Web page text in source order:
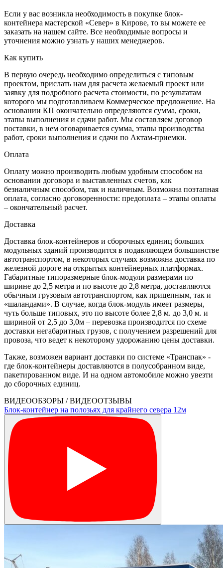
Если у вас возникла необходимость в покупке блок-
контейнера мастерской «Север» в Кирове, то вы можете ее
заказать на нашем сайте. Все необходимые вопросы и
уточнения можно узнать у наших менеджеров.
Как купить
В первую очередь необходимо определиться с типовым
проектом, прислать нам для расчета желаемый проект или
заявку для подробного расчета стоимости, по результатам
которого мы подготавливаем Коммерческое предложение. На
основании КП окончательно определяются сумма, сроки,
этапы выполнения и сдачи работ. Мы составляем договор
поставки, в нем оговаривается сумма, этапы производства
работ, сроки выполнения и сдачи по Актам-приемки.
Оплата
Оплату можно производить любым удобным способом на
основании договора и выставленных счетов, как
безналичным способом, так и наличным. Возможна поэтапная
оплата, согласно договоренности: предоплата – этапы оплаты
– окончательный расчет.
Доставка
Доставка блок-контейнеров и сборочных единиц больших
модульных зданий производится в подавляющем большинстве
автотранспортом, в некоторых случаях возможна доставка по
железной дороге на открытых контейнерных платформах.
Габаритные типоразмерные блок-модули размерами по
ширине до 2,5 метра и по высоте до 2,8 метра, доставляются
обычным грузовым автотранспортом, как прицепным, так и
«шаландами». В случае, когда блок-модуль имеет размеры,
чуть больше типовых, это по высоте более 2,8 м. до 3,0 м. и
шириной от 2,5 до 3,0м – перевозка производится по схеме
доставки негабаритных грузов, с получением разрешений для
провоза, что ведет к некоторому удорожанию цены доставки.
Также, возможен вариант доставки по системе «Транспак» -
где блок-контейнеры доставляются в полусобранном виде,
пакетированном виде. И на одном автомобиле можно увезти
до сборочных единиц.
ВИДЕООБЗОРЫ / ВИДЕООТЗЫВЫ
Блок-контейнер на полозьях для крайнего севера 12м